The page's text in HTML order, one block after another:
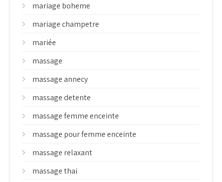
mariage boheme
mariage champetre
mariée
massage
massage annecy
massage detente
massage femme enceinte
massage pour femme enceinte
massage relaxant
massage thai